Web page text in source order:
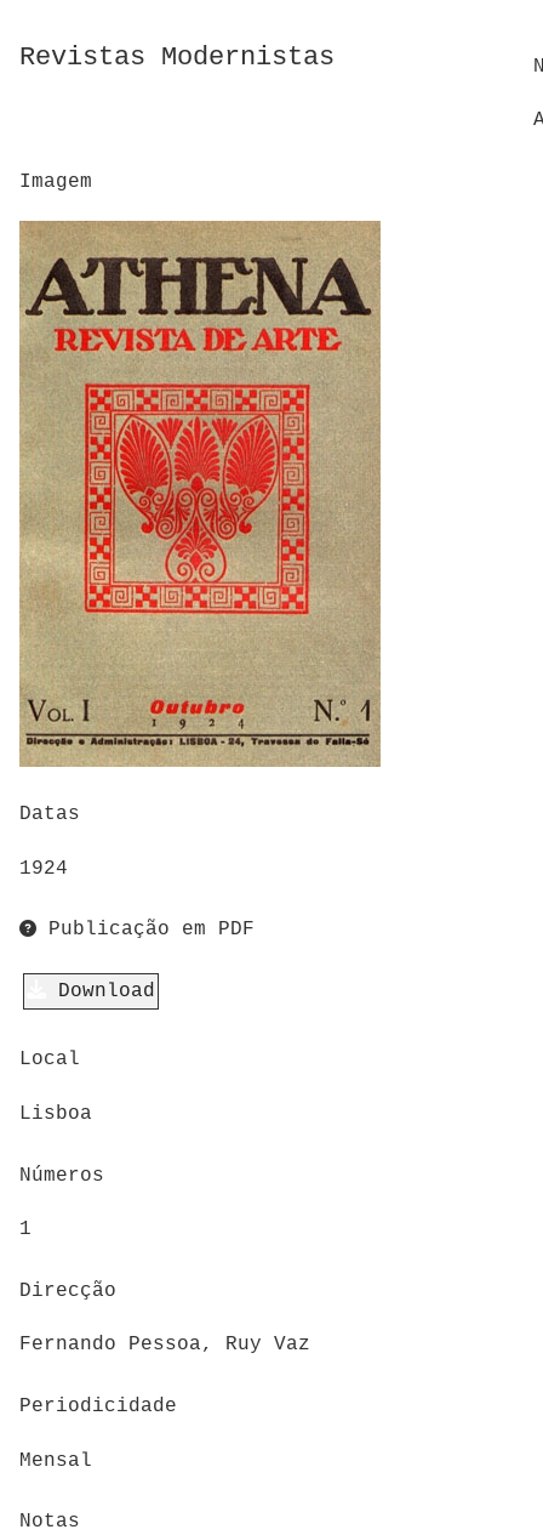
Revistas Modernistas
Imagem
Datas
1924
Publicação em PDF
Download
Local
Lisboa
Números
1
Direcção
Fernando Pessoa, Ruy Vaz
Periodicidade
Mensal
Notas